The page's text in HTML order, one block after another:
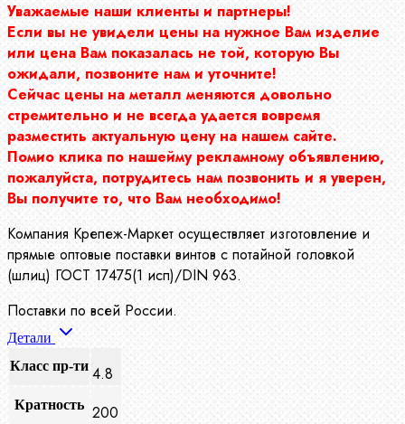
Уважаемые наши клиенты и партнеры!
Если вы не увидели цены на нужное Вам изделие
или цена Вам показалась не той, которую Вы
ожидали, позвоните нам и уточните!
Сейчас цены на металл меняются довольно
стремительно и не всегда удается вовремя
разместить актуальную цену на нашем сайте.
Помио клика по нашейму рекламному объявлению,
пожалуйста, потрудитесь нам позвонить и я уверен,
Вы получите то, что Вам необходимо!
Компания Крепеж-Маркет осуществляет изготовление и
прямые оптовые поставки винтов с потайной головкой
(шлиц) ГОСТ 17475(1 исп)/DIN 963.
Поставки по всей России.
Детали
Класс пр-ти 4.8
Кратность 200